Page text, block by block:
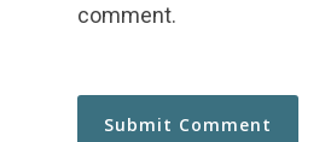
comment.